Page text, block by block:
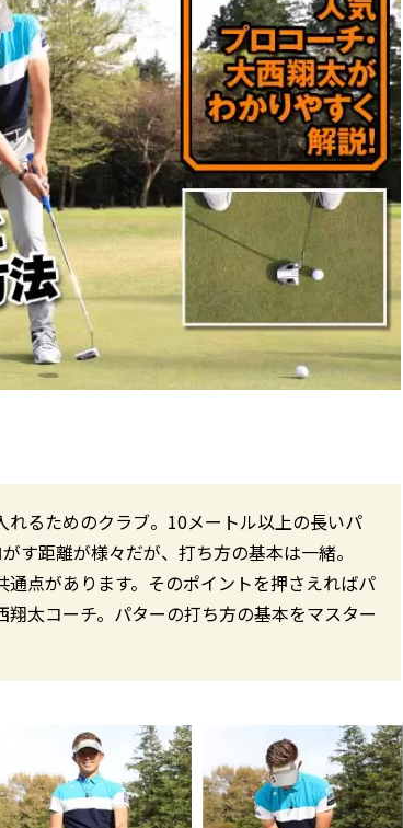
るためのクラブ。10メートル以上の長いパ
す距離が様々だが、打ち方の基本は一緒。
通点があります。そのポイントを押さえればパ
太コーチ。パターの打ち方の基本をマスター